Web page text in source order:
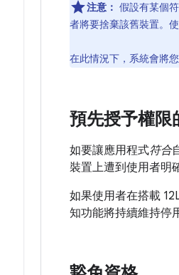
注意： 假設有某個
者將要捨棄該舊裝置。
在此情況下，系統會將
預先授予權限
如要讓應用程式符合
裝置上遭到使用者明
如果使用者在搭載
知功能將持續維持停